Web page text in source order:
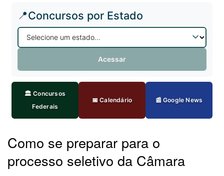
📍Concursos por Estado
Acessar
🏛️ Concursos
Federais
📅 Calendário 📰 Google News
Como se preparar para o
processo seletivo da Câmara